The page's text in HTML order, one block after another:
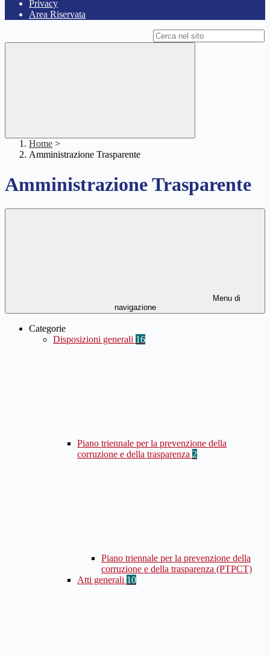
Privacy
Area Riservata
Home >
Amministrazione Trasparente
Amministrazione Trasparente
Menu di
navigazione
Categorie
Disposizioni generali 16
Piano triennale per la prevenzione della
corruzione e della trasparenza 2
Piano triennale per la prevenzione della
corruzione e della trasparenza (PTPCT)
Atti generali 10